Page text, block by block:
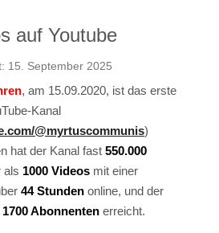
auf Youtube
15. September 2025
, am 15.09.2020, ist das erste
Kanal
@myrtuscommunis)
hat der Kanal fast 550.000
als 1000 Videos mit einer
44 Stunden online, und der
1700 Abonnenten erreicht.